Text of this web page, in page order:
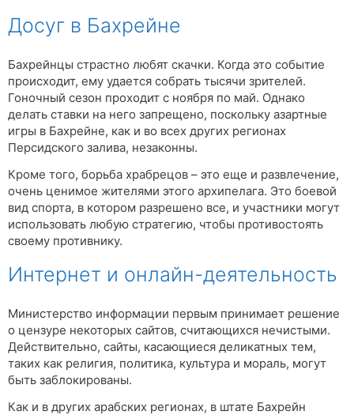
Досуг в Бахрейне
Бахрейнцы страстно любят скачки. Когда это событие
происходит, ему удается собрать тысячи зрителей.
Гоночный сезон проходит с ноября по май. Однако
делать ставки на него запрещено, поскольку азартные
игры в Бахрейне, как и во всех других регионах
Персидского залива, незаконны.
Кроме того, борьба храбрецов – это еще и развлечение,
очень ценимое жителями этого архипелага. Это боевой
вид спорта, в котором разрешено все, и участники могут
использовать любую стратегию, чтобы противостоять
своему противнику.
Интернет и онлайн-деятельность
Министерство информации первым принимает решение
о цензуре некоторых сайтов, считающихся нечистыми.
Действительно, сайты, касающиеся деликатных тем,
таких как религия, политика, культура и мораль, могут
быть заблокированы.
Как и в других арабских регионах, в штате Бахрейн